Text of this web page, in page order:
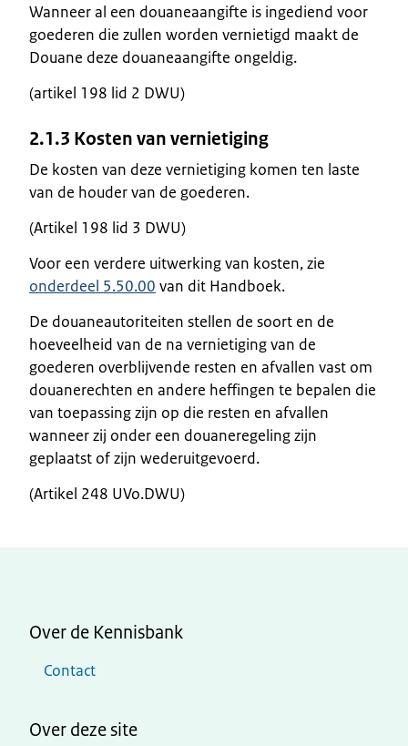
Wanneer al een douaneaangifte is ingediend voor
goederen die zullen worden vernietigd maakt de
Douane deze douaneaangifte ongeldig.
(artikel 198 lid 2 DWU)
2.1.3 Kosten van vernietiging
De kosten van deze vernietiging komen ten laste
van de houder van de goederen.
(Artikel 198 lid 3 DWU)
Voor een verdere uitwerking van kosten, zie
onderdeel 5.50.00 van dit Handboek.
De douaneautoriteiten stellen de soort en de
hoeveelheid van de na vernietiging van de
goederen overblijvende resten en afvallen vast om
douanerechten en andere heffingen te bepalen die
van toepassing zijn op die resten en afvallen
wanneer zij onder een douaneregeling zijn
geplaatst of zijn wederuitgevoerd.
(Artikel 248 UVo.DWU)
Over de Kennisbank
Contact
Over deze site